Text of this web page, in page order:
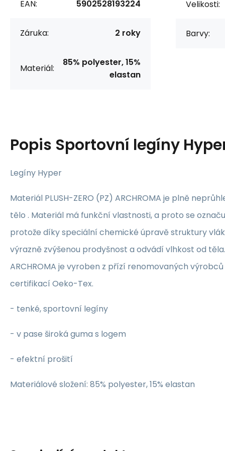
EAN: 5902528193224
Záruka: 2 roky
Materiál:
85% polyester, 15%
elastan
Velikosti:
Barvy:
Popis Sportovní legíny
Legíny Hyper
Materiál PLUSH-ZERO (PZ) ARCHROMA je plně
tělo . Materiál má funkční vlastnosti, a proto se
protože díky speciální chemické úpravě struktury
výrazně zvýšenou prodyšnost a odvádí vlhkost od těla.
ARCHROMA je vyroben z přízí renomovaných
certifikací Oeko-Tex.
- tenké, sportovní legíny
- v pase široká guma s logem
- efektní prošití
Materiálové složení: 85% polyester, 15% elastan